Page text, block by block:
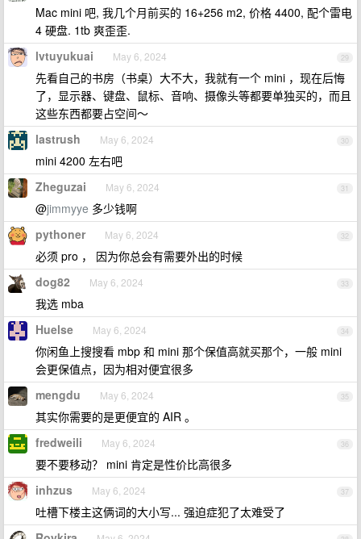
Mac mini 吧, 我几个月前买的 16+256 m2, 价格 4400, 配个雷电
4 硬盘. 1tb 爽歪歪.
29
lvtuyukuai May 6, 2024
先看自己的书房（书桌）大不大，我就有一个 mini ，现在后悔
了，显示器、键盘、鼠标、音响、摄像头等都要单独买的，而且
这些东西都要占空间～
30
lastrush May 6, 2024
mini 4200 左右吧
31
Zheguzai May 6, 2024
@jimmyye 多少钱啊
32
pythoner May 6, 2024
必须 pro ， 因为你总会有需要外出的时候
33
dog82 May 6, 2024
我选 mba
34
Huelse May 6, 2024
你闲鱼上搜搜看 mbp 和 mini 那个保值高就买那个，一般 mini
会更保值点，因为相对便宜很多
35
mengdu May 6, 2024
其实你需要的是更便宜的 AIR 。
36
fredweili May 6, 2024
要不要移动？ mini 肯定是性价比高很多
37
inhzus May 6, 2024
吐槽下楼主这俩词的大小写... 强迫症犯了太难受了